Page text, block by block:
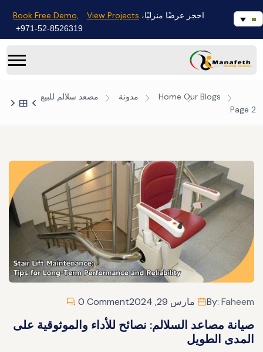
احجز عرضًا منزليًا، Book Free Demo, View Projects
971-52-8526319+
Home Our Blogs مدونة
مصعد سلالم للبيع
Page 2
By: Faheem مارس 29, 2024 0 Comment
صيانة مصاعد السلالم: نصائح للأداء والموثوقية على
المدى الطويل